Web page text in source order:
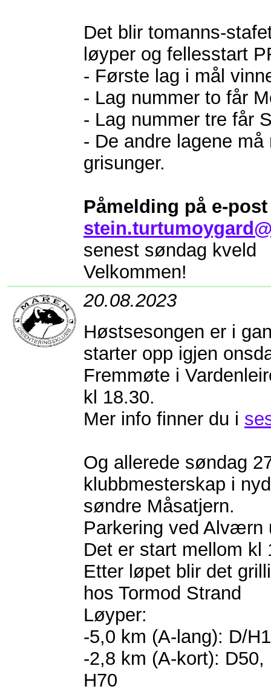
Det blir tomanns-
løyper og fellesstart
- Første lag i mål
- Lag nummer to får
- Lag nummer tre får
- De andre lagene
grisunger.
Påmelding på e-
senest søndag kveld
Velkommen!
20.08.2023
Høstsesongen er i
starter opp igjen
Fremmøte i
kl 18.30.
Mer info finner du i
Og allerede søndag
klubbmesterskap i
søndre Måsatjern.
Parkering ved Alværn
Det er start mellom kl
Etter løpet blir det
hos Tormod Strand
Løyper:
-5,0 km (A-lang): D/
-2,8 km (A-kort):
H70